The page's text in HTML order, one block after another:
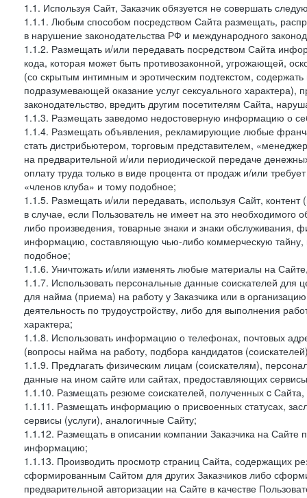
1.1. Используя Сайт, Заказчик обязуется не совершать
1.1.1. Любым способом посредством Сайта размещать,
в нарушение законодательства РФ и международного
1.1.2. Размещать и/или передавать посредством Сайта
кода, которая может быть противозаконной, угрожающей,
(со скрытым интимным и эротическим подтекстом,
подразумевающей оказание услуг сексуального
законодательство, вредить другим посетителям Сайта,
1.1.3. Размещать заведомо недостоверную информацию о
1.1.4. Размещать объявления, рекламирующие любые
стать дистрибьютером, торговым представителем,
на предварительной и/или периодической передаче
оплату труда только в виде процента от продаж и/или
«членов клуба» и тому подобное;
1.1.5. Размещать и/или передавать, используя Сайт,
в случае, если Пользователь не имеет на это
либо произведения, товарные знаки и знаки
информацию, составляющую чью-либо коммерческую тайну,
подобное;
1.1.6. Уничтожать и/или изменять любые материалы на
1.1.7. Использовать персональные данные соискателей для
для найма (приема) на работу у Заказчика или в
деятельность по трудоустройству, либо для выполнения
характера;
1.1.8. Использовать информацию о телефонах, почтовых
(вопросы найма на работу, подбора кандидатов
1.1.9. Предлагать физическим лицам (соискателям),
данные на ином сайте или сайтах, предоставляющих
1.1.10. Размещать резюме соискателей, полученных c
1.1.11. Размещать информацию о присвоенных статусах,
сервисы (услуги), аналогичные Сайту;
1.1.12. Размещать в описании компании Заказчика на Сайте
информацию;
1.1.13. Производить просмотр страниц Сайта, содержащих
сформированным Сайтом для других Заказчиков либо
предварительной авторизации на Сайте в качестве